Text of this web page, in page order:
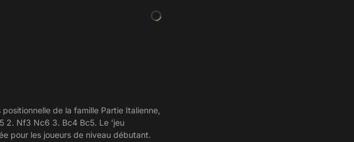
de la famille Partie Italienne,
2. Nf3 Nc6 3. Bc4 Bc5. Le 'jeu
pour les joueurs de niveau débutant.